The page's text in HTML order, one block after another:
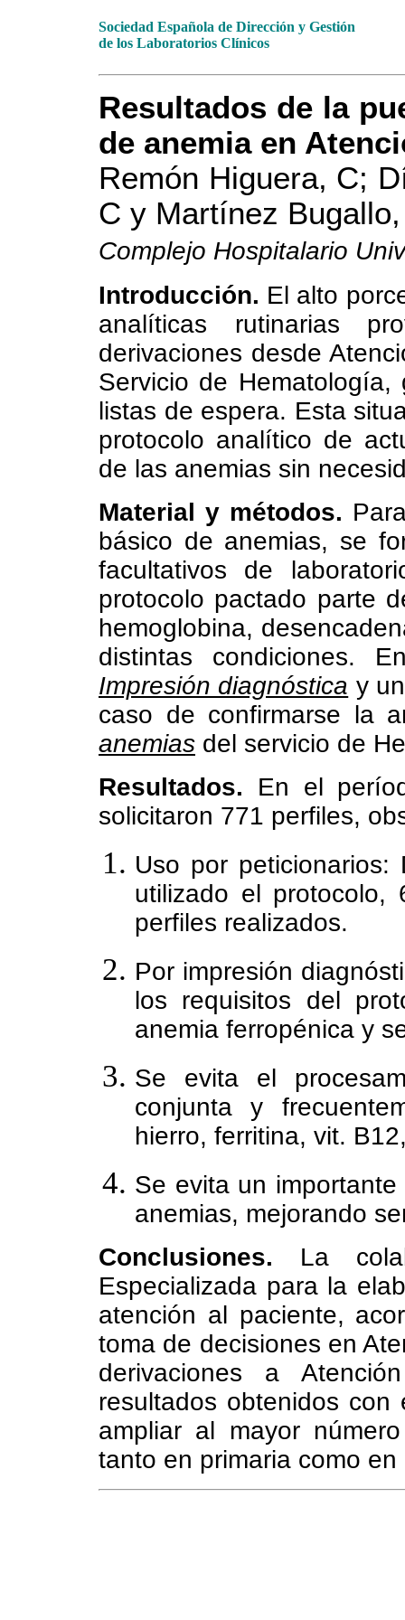
Sociedad Española de Dirección y Gestión
de los Laboratorios Clínicos
Resultados de la
de anemia en
Remón Higuera, C;
C y Martínez
Complejo Hospitalario
Introducción. El alto
analíticas rutinarias
derivaciones desde
Servicio de
listas de espera. Esta
protocolo analítico de
de las anemias sin
Material y métodos.
básico de anemias, se
facultativos de
protocolo pactado parte
hemoglobina,
distintas condiciones.
Impresión diagnóstica y
caso de confirmarse la
anemias del servicio de
Resultados. En el
solicitaron 771 perfiles,
Uso por
utilizado el
perfiles realizados.
Por impresión
los requisitos del
anemia ferropénica y
Se evita el
conjunta y
hierro, ferritina, vit.
Se evita un
anemias, mejorando
Conclusiones. La
Especializada para la
atención al paciente,
toma de decisiones en
derivaciones a
resultados obtenidos
ampliar al mayor
tanto en primaria como